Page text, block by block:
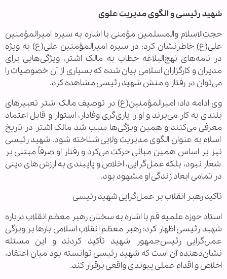
شهید رئیسی و الگوی مدیریت علوی
حجت‌الاسلام والمسلمین مؤمنی با اشاره به سیره امیرالمؤمنین
علی(ع) خاطرنشان کرد: در سیره امیرالمؤمنین علی(ع) به ویژه
در نامه‌های نهج‌البلاغه خطاب به مالک اشتر، ویژگی‌هایی برای
مدیران و کارگزاران اسلامی بیان شده که بسیاری از آن خصوصیات را
می‌توان در رفتار و منش شهید رئیسی مشاهده کرد.
وی ادامه داد: امیرالمؤمنین(ع) در توصیف مالک اشتر تعبیرهای
بلندی به کار می‌برند و او را یاری‌گری وفادار، استوار و قابل اعتماد
معرفی می‌کنند و همین ویژگی‌ها سبب شد مالک اشتر در تاریخ
اسلام به عنوان الگوی مدیریت ولایی شناخته شود. شهید رئیسی
نیز بر اساس همین مبانی حرکت می‌کرد و رفتار او صرفاً مبتنی بر
شعار نبود، بلکه عمل‌گرایی، اخلاص و پایبندی به ارزش‌های دینی
در تمامی ابعاد زندگی او مشهود بود.
تأکید رهبر انقلاب بر عمل‌گرایی شهید رئیسی
استاد حوزه علمیه قم با اشاره به سخنان رهبر معظم انقلاب درباره
شهید رئیسی اظهار کرد: رهبر معظم انقلاب اسلامی بارها بر ویژگی
عمل‌گرایی رئیس‌جمهور شهید تأکید کردند و این مسئله
نشان‌دهنده آن است که شهید رئیسی توانسته بود میان اعتقاد،
اخلاص و اقدام عملی پیوندی واقعی برقرار کند.